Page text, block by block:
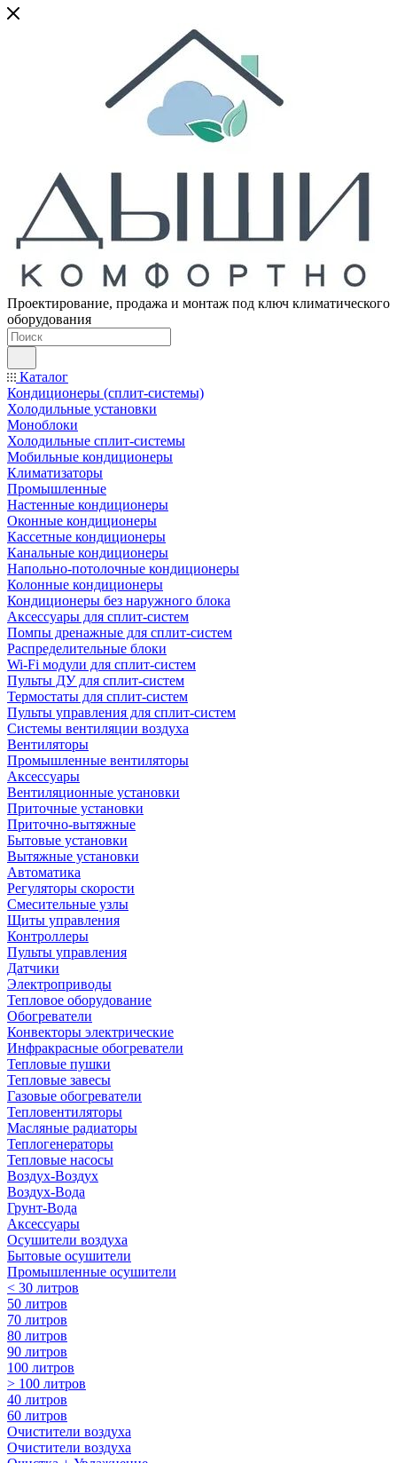
Проектирование, продажа и монтаж под ключ климатического
оборудования
Каталог
Кондиционеры (сплит-системы)
Холодильные установки
Моноблоки
Холодильные сплит-системы
Мобильные кондиционеры
Климатизаторы
Промышленные
Настенные кондиционеры
Оконные кондиционеры
Кассетные кондиционеры
Канальные кондиционеры
Напольно-потолочные кондиционеры
Колонные кондиционеры
Кондиционеры без наружного блока
Аксессуары для сплит-систем
Помпы дренажные для сплит-систем
Распределительные блоки
Wi-Fi модули для сплит-систем
Пульты ДУ для сплит-систем
Термостаты для сплит-систем
Пульты управления для сплит-систем
Системы вентиляции воздуха
Вентиляторы
Промышленные вентиляторы
Аксессуары
Вентиляционные установки
Приточные установки
Приточно-вытяжные
Бытовые установки
Вытяжные установки
Автоматика
Регуляторы скорости
Смесительные узлы
Щиты управления
Контроллеры
Пульты управления
Датчики
Электроприводы
Тепловое оборудование
Обогреватели
Конвекторы электрические
Инфракрасные обогреватели
Тепловые пушки
Тепловые завесы
Газовые обогреватели
Тепловентиляторы
Масляные радиаторы
Теплогенераторы
Тепловые насосы
Воздух-Воздух
Воздух-Вода
Грунт-Вода
Аксессуары
Осушители воздуха
Бытовые осушители
Промышленные осушители
< 30 литров
50 литров
70 литров
80 литров
90 литров
100 литров
> 100 литров
40 литров
60 литров
Очистители воздуха
Очистители воздуха